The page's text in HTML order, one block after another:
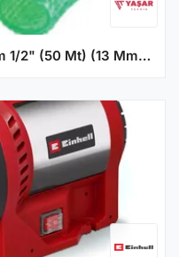
Sürmene Süper Bahçe Hortum 1/2" (50 Mt) (13 Mm) - 50 Metre